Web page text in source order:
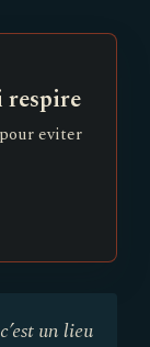
eviter
un lieu